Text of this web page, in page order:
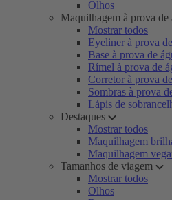
Olhos
Maquilhagem à prova de
Mostrar todos
Eyeliner à prova
Base à prova de
Rímel à prova de
Corretor à prova
Sombras à prova
Lápis de
Destaques
Mostrar todos
Maquilhagem
Maquilhagem
Tamanhos de viagem
Mostrar todos
Olhos